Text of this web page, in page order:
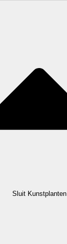
Sluit Kunstplanten